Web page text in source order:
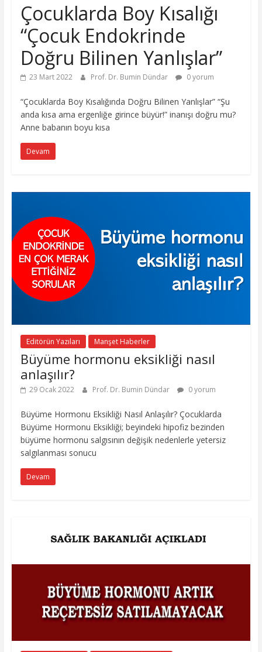
Çocuklarda Boy Kısalığı
“Çocuk Endokrinde
Doğru Bilinen Yanlışlar”
23 Mart 2022 Prof. Dr. Bumin Dündar 0 yorum
“Çocuklarda Boy Kısalığında Doğru Bilinen Yanlışlar” “Şu
anda kısa ama ergenliğe girince büyür!” inanışı doğru mu?
Anne babanın boyu kısa
Devam
Editörün Yazıları Manşet Haberler
Büyüme hormonu eksikliği nasıl
anlaşılır?
29 Ocak 2022 Prof. Dr. Bumin Dündar 0 yorum
Büyüme Hormonu Eksikliği Nasıl Anlaşılır? Çocuklarda
Büyüme Hormonu Eksikliği; beyindeki hipofiz bezinden
büyüme hormonu salgısının değişik nedenlerle yetersiz
salgılanması sonucu
Devam